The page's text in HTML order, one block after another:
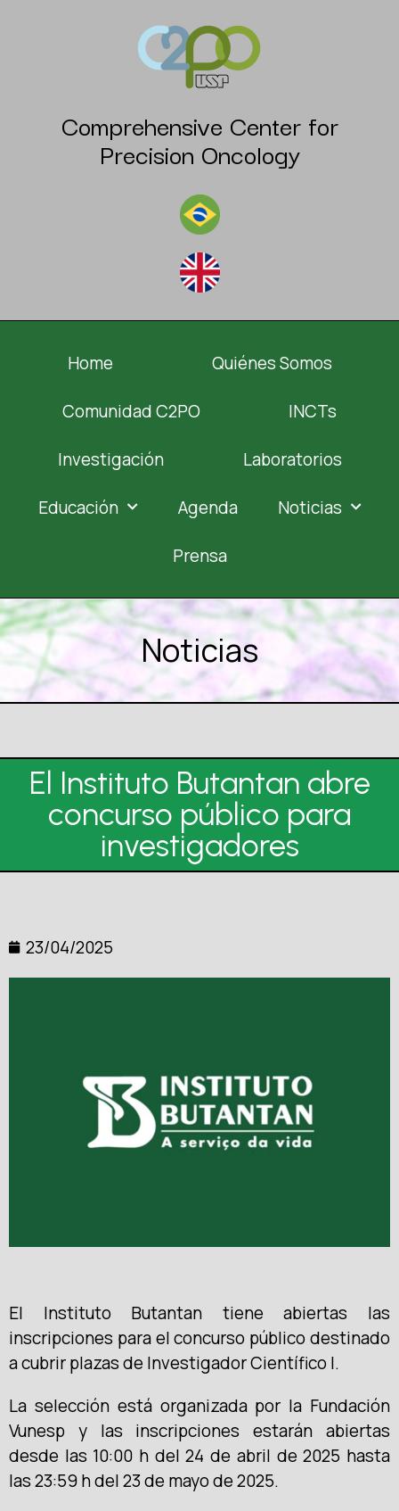
Comprehensive Center for
Precision Oncology
Home Quiénes Somos
Comunidad C2PO INCTs
Investigación Laboratorios
Educación Agenda Noticias
Prensa
Noticias
El Instituto Butantan abre
concurso público para
investigadores
23/04/2025
El Instituto Butantan tiene abiertas las
inscripciones para el concurso público destinado
a cubrir plazas de Investigador Científico I.
La selección está organizada por la Fundación
Vunesp y las inscripciones estarán abiertas
desde las 10:00 h del 24 de abril de 2025 hasta
las 23:59 h del 23 de mayo de 2025.